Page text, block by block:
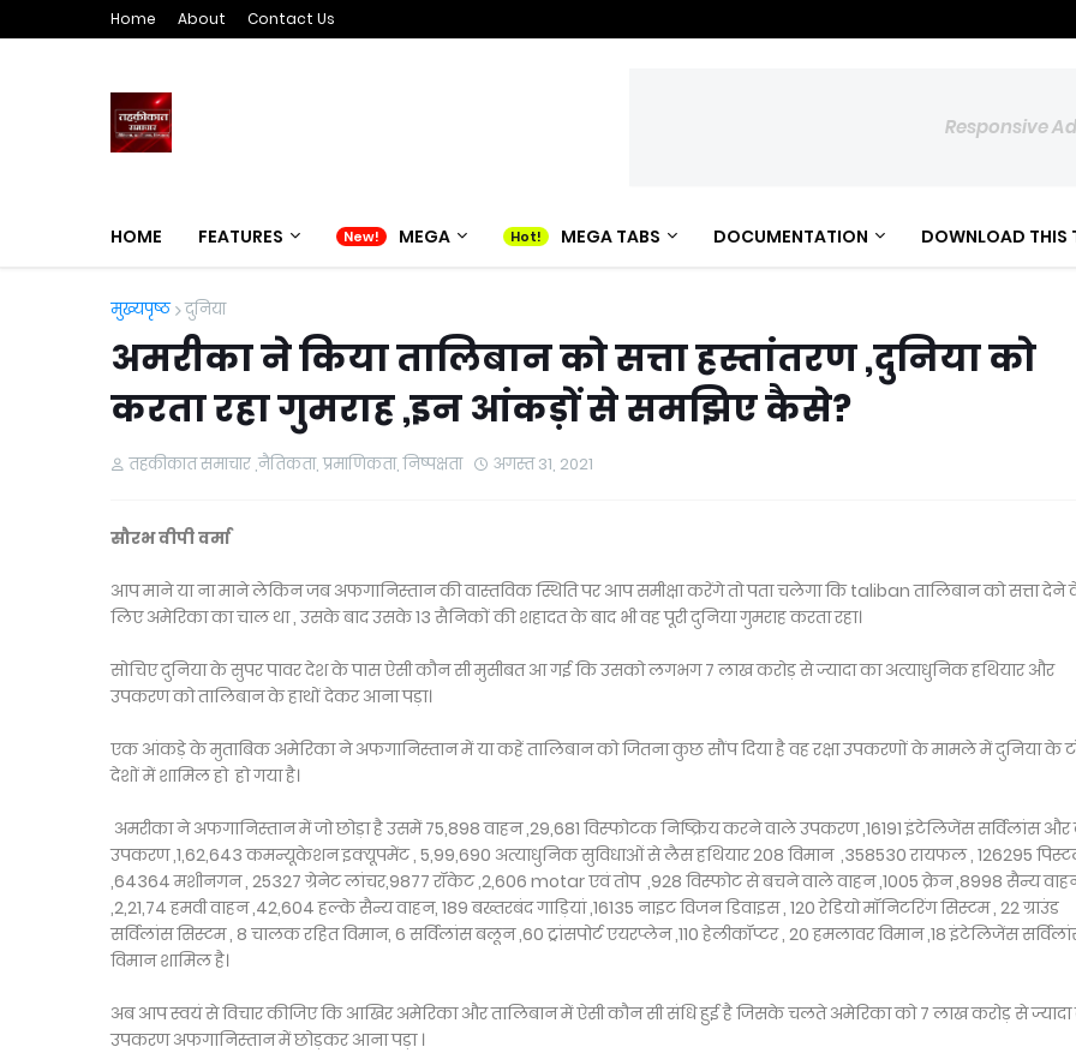
Home About Contact Us
Responsive
HOME FEATURES MEGA MEGA TABS DOCUMENTATION DOWNLOAD THIS
मुख्यपृष्ठ दुनिया
अमरीका ने किया तालिबान को सत्ता हस्तांतरण ,दुनिया को
करता रहा गुमराह ,इन आंकड़ों से समझिए कैसे?
तहकीकात समाचार ,नैतिकता, प्रमाणिकता, निष्पक्षता अगस्त 31, 2021
सौरभ वीपी वर्मा
आप माने या ना माने लेकिन जब अफगानिस्तान की वास्तविक स्थिति पर आप समीक्षा करेंगे तो पता चलेगा कि taliban तालिबान को सत्ता देने
लिए अमेरिका का चाल था , उसके बाद उसके 13 सैनिकों की शहादत के बाद भी वह पूरी दुनिया गुमराह करता रहा।
सोचिए दुनिया के सुपर पावर देश के पास ऐसी कौन सी मुसीबत आ गई कि उसको लगभग 7 लाख करोड़ से ज्यादा का अत्याधुनिक हथियार और
उपकरण को तालिबान के हाथों देकर आना पड़ा।
एक आंकड़े के मुताबिक अमेरिका ने अफगानिस्तान में या कहें तालिबान को जितना कुछ सौंप दिया है वह रक्षा उपकरणों के मामले में दुनिया के
देशों में शामिल हो हो गया है।
अमरीका ने अफगानिस्तान में जो छोड़ा है उसमें 75,898 वाहन ,29,681 विस्फोटक निष्क्रिय करने वाले उपकरण ,16191 इंटेलिजेंस सर्विलांस और
उपकरण ,1,62,643 कमन्यूकेशन इक्यूपमेंट , 5,99,690 अत्याधुनिक सुविधाओं से लैस हथियार 208 विमान ,358530 रायफल , 126295
,64364 मशीनगन , 25327 ग्रेनेट लांचर,9877 रॉकेट ,2,606 motar एवं तोप ,928 विस्फोट से बचने वाले वाहन ,1005 क्रेन ,8998 सैन्य
,2,21,74 हमवी वाहन ,42,604 हल्के सैन्य वाहन, 189 बख्तरबंद गाड़ियां ,16135 नाइट विजन डिवाइस , 120 रेडियो मॉनिटरिंग सिस्टम , 22 ग्राउंड
सर्विलांस सिस्टम , 8 चालक रहित विमान, 6 सर्विलांस बलून ,60 ट्रांसपोर्ट एयरप्लेन ,110 हेलीकॉप्टर , 20 हमलावर विमान ,18 इंटेलिजेंस
विमान शामिल है।
अब आप स्वयं से विचार कीजिए कि आखिर अमेरिका और तालिबान में ऐसी कौन सी संधि हुई है जिसके चलते अमेरिका को 7 लाख करोड़ से ज्यादा
उपकरण अफगानिस्तान में छोड़कर आना पड़ा ।